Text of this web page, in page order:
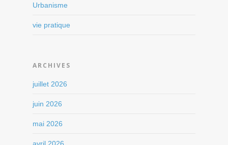
Urbanisme
vie pratique
ARCHIVES
juillet 2026
juin 2026
mai 2026
avril 2026